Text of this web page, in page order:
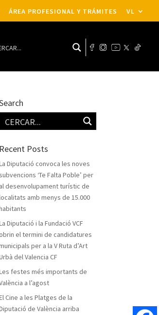
ÁREA PROFESIONAL Y TRÁMITES VL
Recent Posts
Diputació convoca les noves
‘Te Falta Poble’ per
al desenvolupament turístic de
amb menys de 15.000
Diputació i la Fundació VCF
el termini de candidatures
per a la V Ruta d’Art
del Valencia CF
festes més importants de
a l’agost
Cine a les Platges de la
de València arriba